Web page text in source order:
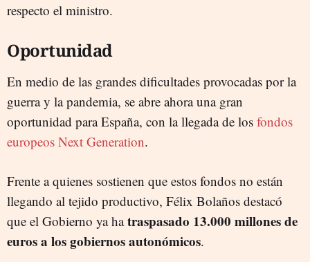
respecto el ministro.
Oportunidad
En medio de las grandes dificultades provocadas por la
guerra y la pandemia, se abre ahora una gran
oportunidad para España, con la llegada de los fondos
europeos Next Generation.
Frente a quienes sostienen que estos fondos no están
llegando al tejido productivo, Félix Bolaños destacó
que el Gobierno ya hatraspasado 13.000 millones de
euros a los gobiernos autonómicos.